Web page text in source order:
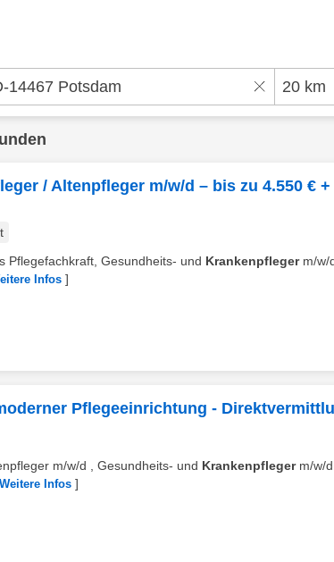
/ Altenpfleger m/w/d – bis zu 4.550 € +
Pflegefachkraft, Gesundheits- und Krankenpflegerm/w/
Infos ]
Pflegeeinrichtung -
m/w/d , Gesundheits- und Krankenpflegerm/w/
Weitere Infos ]